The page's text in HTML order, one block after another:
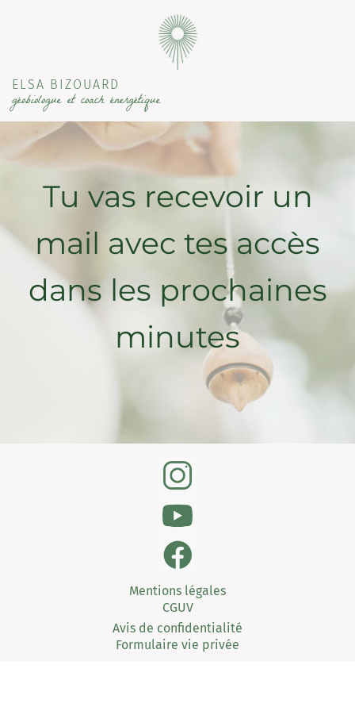
ELSA BIZOUARD
géobiologue et coach énergétique
Tu vas recevoir un
mail avec tes accès
dans les prochaines
minutes
Mentions légales
CGUV
Avis de confidentialité
Formulaire vie privée